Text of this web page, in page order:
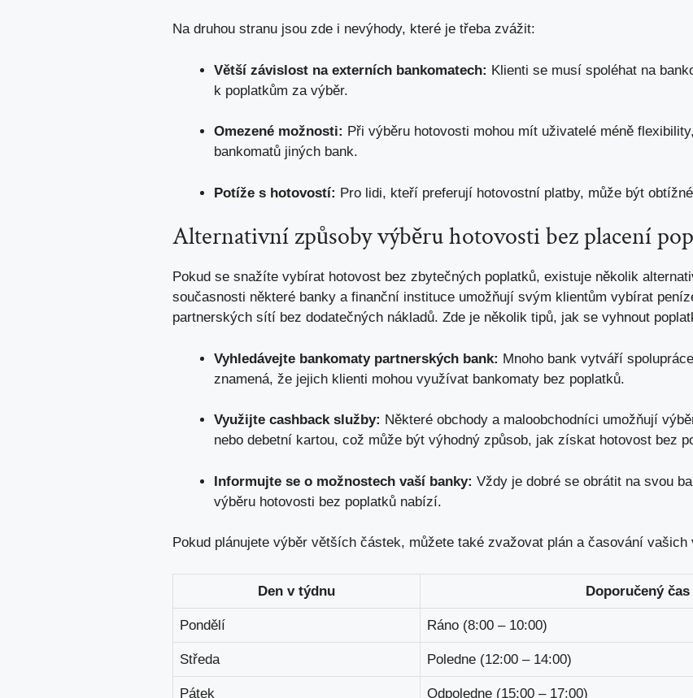
Na druhou stranu jsou zde i nevýhody, které je třeba zvážit:
Větší závislost na externích bankomatech: Klienti se musí spoléhat na
k poplatkům za výběr.
Omezené možnosti: Při výběru hotovosti mohou mít uživatelé méně
bankomatů jiných bank.
Potíže s hotovostí: Pro lidi, kteří preferují hotovostní platby, může být
Alternativní způsoby výběru hotovosti bez placení
Pokud se snažíte vybírat hotovost bez zbytečných poplatků, existuje několik
současnosti některé banky a finanční instituce umožňují svým klientům vybírat
partnerských sítí bez dodatečných nákladů. Zde je několik tipů, jak se vyhnout
Vyhledávejte bankomaty partnerských bank: Mnoho bank vytváří
znamená, že jejich klienti mohou využívat bankomaty bez poplatků.
Využijte cashback služby: Některé obchody a maloobchodníci umožňují
nebo debetní kartou, což může být výhodný způsob, jak získat hotovost bez
Informujte se o možnostech vaší banky: Vždy je dobré se obrátit na svou
výběru hotovosti bez poplatků nabízí.
Pokud plánujete výběr větších částek, můžete také zvažovat plán a časování vašich
Den v týdnu Doporučený
Pondělí Ráno (8:00 – 10:00)
Středa Poledne (12:00 – 14:00)
Pátek Odpoledne (15:00 – 17:00)